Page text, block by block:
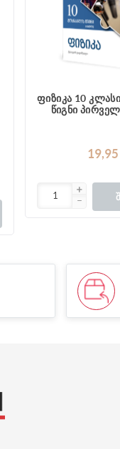
ფიზიკა 10
წიგნი